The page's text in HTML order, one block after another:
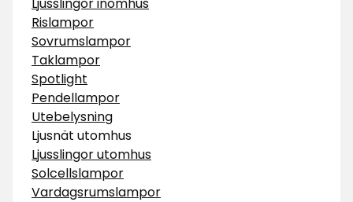
Rislampor
Sovrumslampor
Taklampor
Spotlight
Pendellampor
Utebelysning
Ljusnät utomhus
Ljusslingor utomhus
Solcellslampor
Vardagsrumslampor